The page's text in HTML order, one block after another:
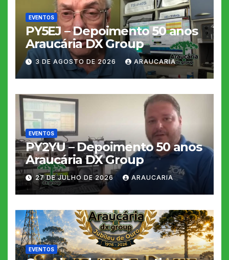
EVENTOS
PY5EJ – Depoimento 50 anos
Araucária DX Group
3 DE AGOSTO DE 2026 ARAUCARIA
EVENTOS
PY2YU – Depoimento 50 anos
Araucária DX Group
27 DE JULHO DE 2026 ARAUCARIA
EVENTOS